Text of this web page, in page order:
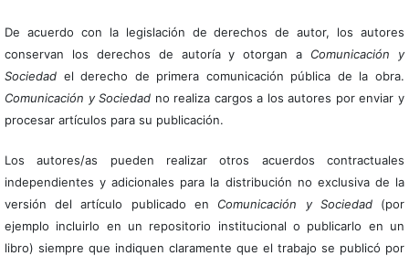
De acuerdo con la legislación de derechos de autor, los autores
conservan los derechos de autoría y otorgan a Comunicación y
Sociedadel derecho de primera comunicación pública de la obra.
Comunicación y Sociedad no realiza cargos a los autores por enviar y
procesar artículos para su publicación.
Los autores/as pueden realizar otros acuerdos contractuales
independientes y adicionales para la distribución no exclusiva de la
versión del artículo publicado en Comunicación y Sociedad(por
ejemplo incluirlo en un repositorio institucional o publicarlo en un
libro) siempre que indiquen claramente que el trabajo se publicó por